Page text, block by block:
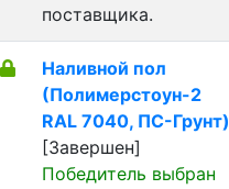
поставщика.
Наливной пол
(Полимерстоун-2
RAL 7040, ПС-Грунт)
[Завершен]
Победитель выбран